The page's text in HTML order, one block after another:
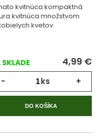
kvitnúca kompaktná
kvitnúca množstvom
kvetov.
SKLADE 4,99 €
- ks +
DO KOŠÍKA